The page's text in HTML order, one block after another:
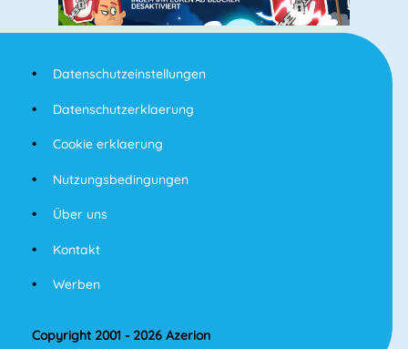
Datenschutzeinstellungen
Datenschutzerklaerung
Cookie erklaerung
Nutzungsbedingungen
Über uns
Kontakt
Werben
Copyright 2001 - 2026 Azerion